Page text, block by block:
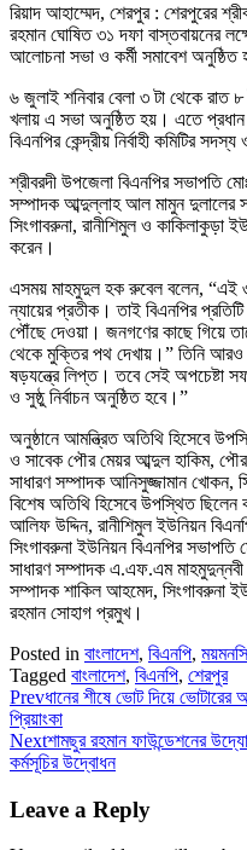
‎রিয়াদ আহাম্মেদ, শেরপুর : ‎শেরপুরের
রহমান ঘোষিত ৩১ দফা বাস্তবায়নের
আলোচনা সভা ও কর্মী সমাবেশ অনুষ্ঠিত
‎৬ জুলাই শনিবার বেলা ৩ টা থেকে রাত
খলায় এ সভা অনুষ্ঠিত হয়। এতে প্রধান
বিএনপির কেন্দ্রীয় নির্বাহী কমিটির
‎শ্রীবরদী উপজেলা বিএনপির সভাপতি
সম্পাদক আব্দুল্লাহ আল মামুন দুলালের
সিংগাবরুনা, রানীশিমুল ও কাকিলাকুড়া
করেন।
‎এসময় মাহমুদুল হক রুবেল বলেন, “এই
ন্যায়ের প্রতীক। তাই বিএনপির
পৌঁছে দেওয়া। জনগণের কাছে গিয়ে
থেকে মুক্তির পথ দেখায়।” তিনি আরও
ষড়যন্ত্রে লিপ্ত। তবে সেই অপচেষ্টা
ও সুষ্ঠু নির্বাচন অনুষ্ঠিত হবে।”
‎অনুষ্ঠানে আমন্ত্রিত অতিথি হিসেবে
ও সাবেক পৌর মেয়র আব্দুল হাকিম,
সাধারণ সম্পাদক আনিসুজ্জামান খোকন,
বিশেষ অতিথি হিসেবে উপস্থিত ছিলেন
আলিফ উদ্দিন, রানীশিমুল ইউনিয়ন
সিংগাবরুনা ইউনিয়ন বিএনপির
সাধারণ সম্পাদক এ.এফ.এম মাহমুদুন্নবী
সম্পাদক শাকিল আহমেদ, সিংগাবরুনা
রহমান সোহাগ প্রমুখ।
Posted in বাংলাদেশ, বিএনপি,
Tagged বাংলাদেশ, বিএনপি, শেরপুর
Prevধানের শীষে ভোট দিয়ে
প্রিয়াংকা
Nextশামছুর রহমান ফাউন্ডেশনের
কর্মসূচির উদ্বোধন
Leave a Reply